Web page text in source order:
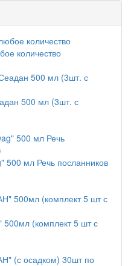
количество
500 мл (3шт. с
500 мл Речь посланников
(комплект 5 шт с